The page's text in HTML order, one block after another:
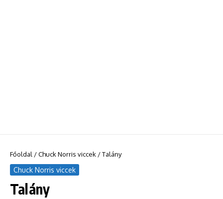
Főoldal /Chuck Norris viccek /Talány
Chuck Norris viccek
Talány